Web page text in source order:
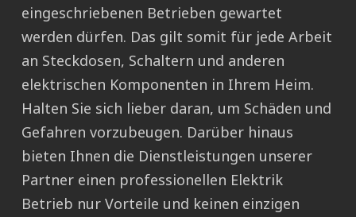
eingeschriebenen Betrieben gewartet
werden dürfen. Das gilt somit für jede Arbeit
an Steckdosen, Schaltern und anderen
elektrischen Komponenten in Ihrem Heim.
Halten Sie sich lieber daran, um Schäden und
Gefahren vorzubeugen. Darüber hinaus
bieten Ihnen die Dienstleistungen unserer
Partner einen professionellen Elektrik
Betrieb nur Vorteile und keinen einzigen